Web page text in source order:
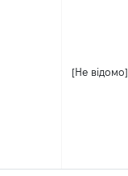
[Не відомо]